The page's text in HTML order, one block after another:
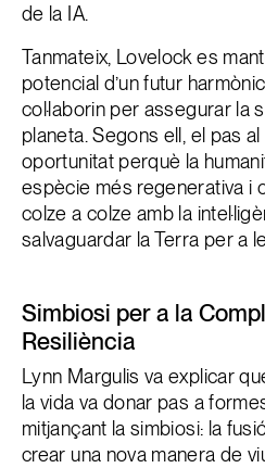
de la IA.
Tanmateix, Lovelock es
potencial d’un futur
col·laborin per assegurar la
planeta. Segons ell, el pas
oportunitat perquè la
espècie més regenerativa i
colze a colze amb la
salvaguardar la Terra per a
Simbiosi per a la
Resiliència
Lynn Margulis va explicar
la vida va donar pas a
mitjançant la simbiosi: la
crear una nova manera de